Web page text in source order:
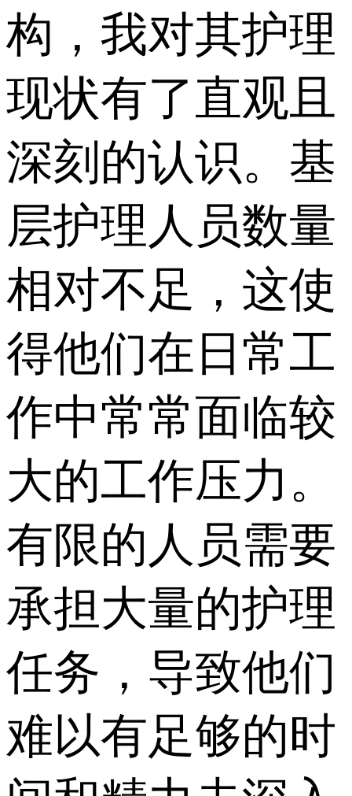
构，我对其护理
现状有了直观且
深刻的认识。基
层护理人员数量
相对不足，这使
得他们在日常工
作中常常面临较
大的工作压力。
有限的人员需要
承担大量的护理
任务，导致他们
难以有足够的时